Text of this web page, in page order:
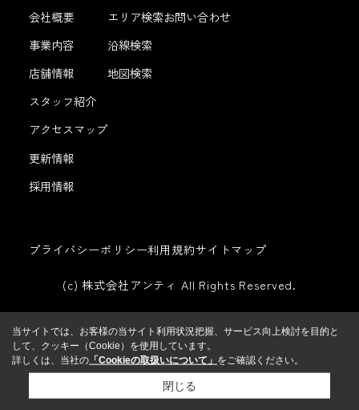
会社概要
事業内容
店舗情報
スタッフ紹介
アクセスマップ
更新情報
採用情報
エリア検索
沿線検索
地図検索
お問い合わせ
プライバシーポリシー利用規約サイトマップ
(c) 株式会社アンティ All Rights Reserved.
当サイトでは、お客様の当サイト利用状況把握、サービス向上検討を目的と
して、クッキー（Cookie）を使用しています。
詳しくは、当社の 「Cookieの取扱いについて」 をご確認ください。
閉じる